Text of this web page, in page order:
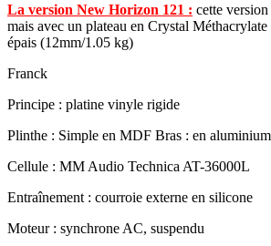
La version New Horizon 121 : cette
mais avec un plateau en Crystal
épais (12mm/1.05 kg)
Franck
Principe : platine vinyle rigide
Plinthe : Simple en MDF Bras : en
Cellule : MM Audio Technica AT-36000L
Entraînement : courroie externe en silicone
Moteur : synchrone AC, suspendu